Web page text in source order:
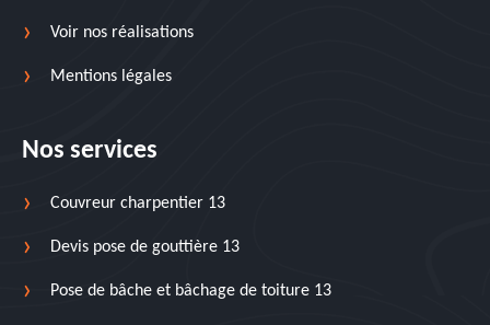
Voir nos réalisations
Mentions légales
Nos services
Couvreur charpentier 13
Devis pose de gouttière 13
Pose de bâche et bâchage de toiture 13